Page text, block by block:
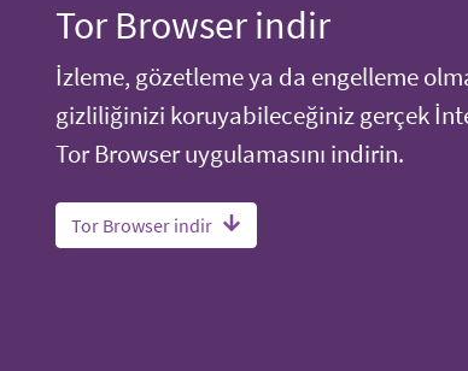
Tor Browser indir
İzleme, gözetleme ya da engelleme
gizliliğinizi koruyabileceğiniz gerçek
Tor Browser uygulamasını indirin.
Tor Browser indir